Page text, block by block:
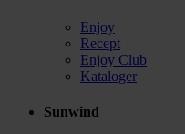
Enjoy
Recept
Enjoy Club
Kataloger
Sunwind